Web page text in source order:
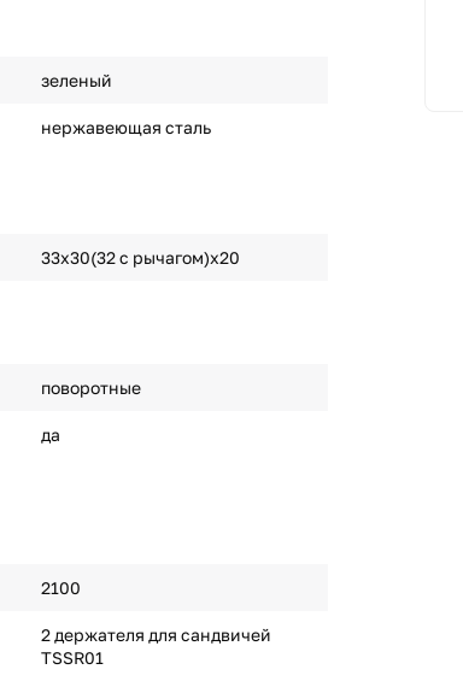
зеленый
нержавеющая сталь
33х30(32 с рычагом)х20
поворотные
да
2100
2 держателя для сандвичей
TSSR01